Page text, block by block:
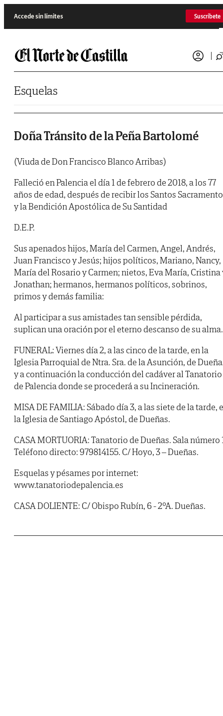
Accede sin límites Suscríbete
Esquelas
Doña Tránsito de la Peña Bartolomé
(Viuda de Don Francisco Blanco Arribas)
Falleció en Palencia el día 1 de febrero de 2018, a los 77
años de edad, después de recibir los Santos
y la Bendición Apostólica de Su Santidad
D.E.P.
Sus apenados hijos, María del Carmen, Angel, Andrés,
Juan Francisco y Jesús; hijos políticos, Mariano, Nancy,
María del Rosario y Carmen; nietos, Eva María, Cristina
Jonathan; hermanos, hermanos políticos, sobrinos,
primos y demás familia:
Al participar a sus amistades tan sensible pérdida,
suplican una oración por el eterno descanso de su alma.
FUNERAL: Viernes día 2, a las cinco de la tarde, en la
Iglesia Parroquial de Ntra. Sra. de la Asunción, de
y a continuación la conducción del cadáver al Tanatorio
de Palencia donde se procederá a su Incineración.
MISA DE FAMILIA: Sábado día 3, a las siete de la tarde,
la Iglesia de Santiago Apóstol, de Dueñas.
CASA MORTUORIA: Tanatorio de Dueñas. Sala número
Teléfono directo: 979814155. C/ Hoyo, 3 – Dueñas.
Esquelas y pésames por internet:
www.tanatoriodepalencia.es
CASA DOLIENTE: C/ Obispo Rubín, 6 - 2ºA. Dueñas.